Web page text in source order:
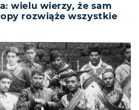
wielu wierzy, że sam
rozwiąże wszystkie